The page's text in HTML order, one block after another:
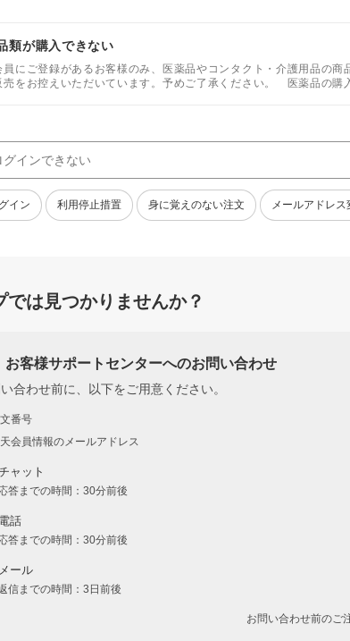
類が購入できない
員にご登録があるお客様のみ、医薬品やコンタクト・介護用品の
売をお控えいただいています。予めご了承ください。 医薬品の購
イン 利用停止措置 身に覚えのない注文 メールアドレス
では見つかりませんか？
お客様サポートセンターへのお問い合わせ
合わせ前に、以下をご用意ください。
文番号
天会員情報のメールアドレス
ャット
応答までの時間：30分前後
電話
応答までの時間：30分前後
メール
信までの時間：3日前後
お問い合わせ前のご